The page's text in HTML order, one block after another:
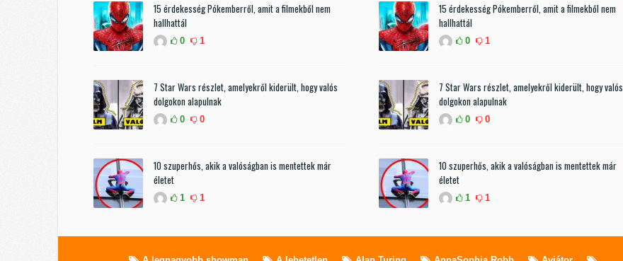
15 érdekesség Pókemberről, amit a filmekből nem
hallhattál
0 1
7 Star Wars részlet, amelyekről kiderült, hogy valós
dolgokon alapulnak
0 0
10 szuperhős, akik a valóságban is mentettek már
életet
1 1
15 érdekesség Pókemberről, amit a filmekből nem
hallhattál
0 1
7 Star Wars részlet, amelyekről kiderült, hogy valós
dolgokon alapulnak
0 0
10 szuperhős, akik a valóságban is mentettek már
életet
1 1